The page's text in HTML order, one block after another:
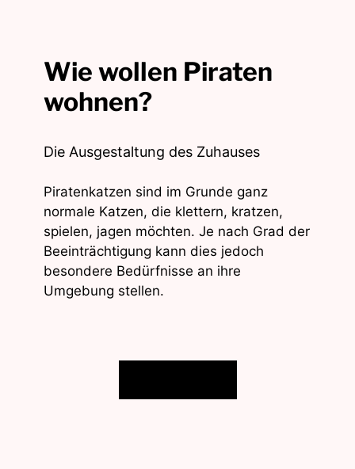
Wie wollen Piraten
wohnen?
Die Ausgestaltung des Zuhauses
Piratenkatzen sind im Grunde ganz
normale Katzen, die klettern, kratzen,
spielen, jagen möchten. Je nach Grad der
Beeinträchtigung kann dies jedoch
besondere Bedürfnisse an ihre
Umgebung stellen.